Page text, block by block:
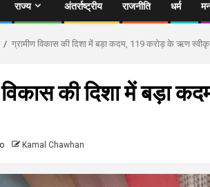
राज्य अंतर्राष्ट्रीय राजनीति धर्म
ग्रामीण विकास की दिशा में बड़ा कदम, 119 करोड़ के ऋण
विकास की दिशा में बड़ा
Kamal Chawhan